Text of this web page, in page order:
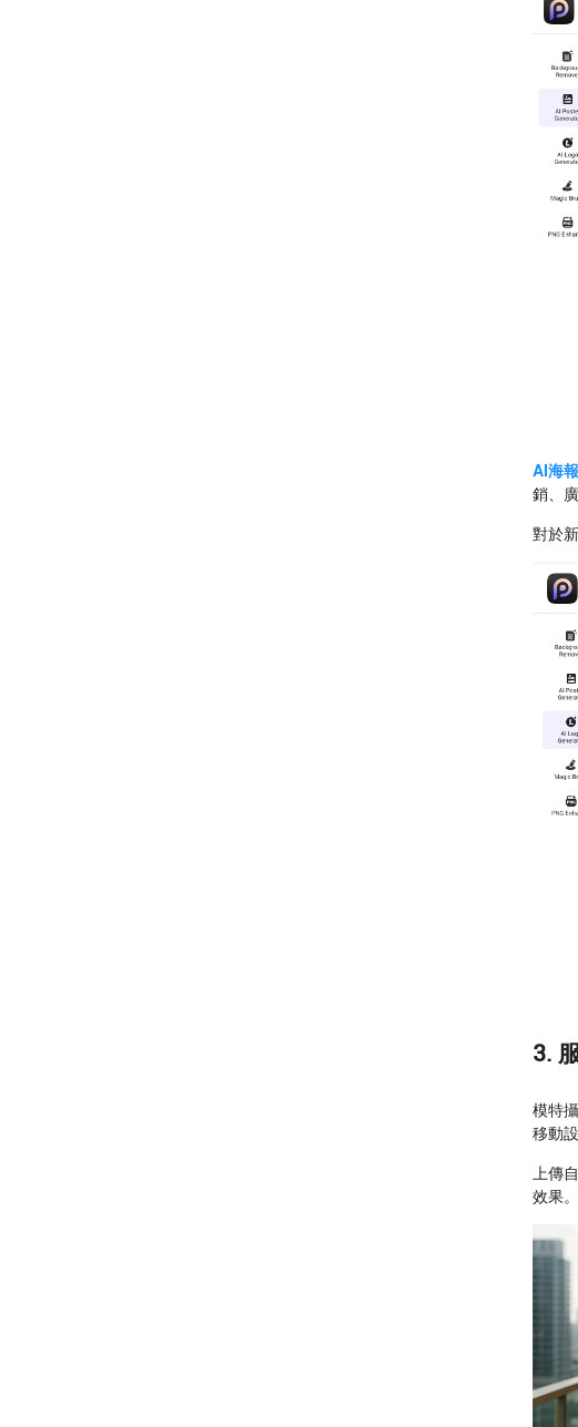
AI海
銷、
對於
3.
模特
移動
上傳
效果。